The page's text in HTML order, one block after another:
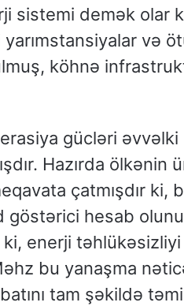
sistemi demək olar
və
köhnə
gücləri
Hazırda ölkənin
çatmışdır ki,
göstərici hesab
enerji təhlükəsizliyi
bu yanaşma
tam şəkildə